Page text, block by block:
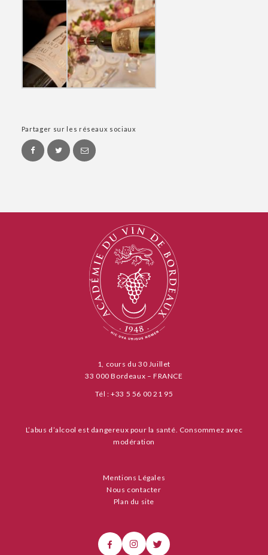
Partager sur les réseaux sociaux
1, cours du 30 Juillet
33 000 Bordeaux – FRANCE
Tél : +33 5 56 00 21 95
L’abus d’alcool est dangereux pour la santé. Consommez avec
modération
Mentions Légales
Nous contacter
Plan du site